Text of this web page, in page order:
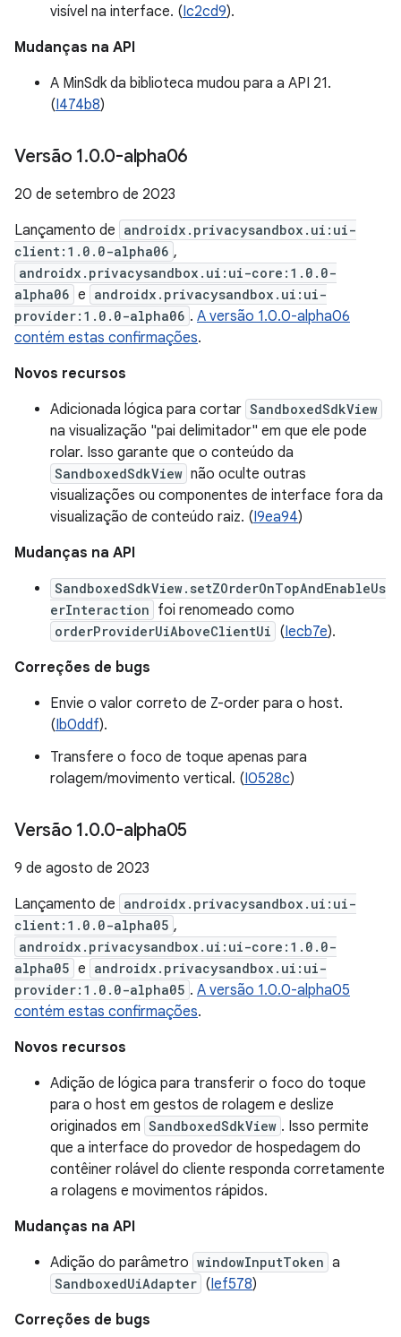
visível na interface. (Ic2cd9).
Mudanças na API
A MinSdk da biblioteca mudou para a API 21.
(I474b8)
Versão 1.0.0-alpha06
20 de setembro de 2023
Lançamento de androidx.privacysandbox.ui:ui-
client:1.0.0-alpha06 ,
androidx.privacysandbox.ui:ui-core:1.0.0-
alpha06 e androidx.privacysandbox.ui:ui-
provider:1.0.0-alpha06 . A versão 1.0.0-alpha06
contém estas confirmações.
Novos recursos
Adicionada lógica para cortar SandboxedSdkView
na visualização "pai delimitador" em que ele pode
rolar. Isso garante que o conteúdo da
SandboxedSdkView não oculte outras
visualizações ou componentes de interface fora da
visualização de conteúdo raiz. (I9ea94)
Mudanças na API
SandboxedSdkView.setZOrderOnTopAndEnableUs
erInteraction foi renomeado como
orderProviderUiAboveClientUi (Iecb7e).
Correções de bugs
Envie o valor correto de Z-order para o host.
(Ib0ddf).
Transfere o foco de toque apenas para
rolagem/movimento vertical. (I0528c)
Versão 1.0.0-alpha05
9 de agosto de 2023
Lançamento de androidx.privacysandbox.ui:ui-
client:1.0.0-alpha05 ,
androidx.privacysandbox.ui:ui-core:1.0.0-
alpha05 e androidx.privacysandbox.ui:ui-
provider:1.0.0-alpha05 . A versão 1.0.0-alpha05
contém estas confirmações.
Novos recursos
Adição de lógica para transferir o foco do toque
para o host em gestos de rolagem e deslize
originados em SandboxedSdkView . Isso permite
que a interface do provedor de hospedagem do
contêiner rolável do cliente responda corretamente
a rolagens e movimentos rápidos.
Mudanças na API
Adição do parâmetro windowInputToken a
SandboxedUiAdapter (Ief578)
Correções de bugs